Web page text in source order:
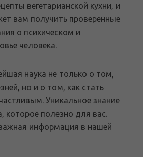
вегетарианской кухни, и
вам получить проверенные
о психическом и
человека.
наука не только о том,
но и о том, как стать
Уникальное знание
которое полезно для вас.
информация в нашей